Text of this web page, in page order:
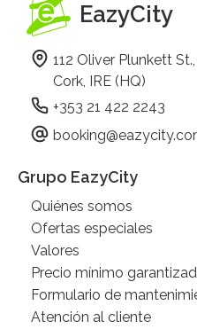
EazyCity
112 Oliver Plunkett St.,
Cork, IRE (HQ)
+353 21 422 2243
Grupo EazyCity
Quiénes somos
Ofertas especiales
Valores
Precio mínimo
Formulario de
Atención al cliente